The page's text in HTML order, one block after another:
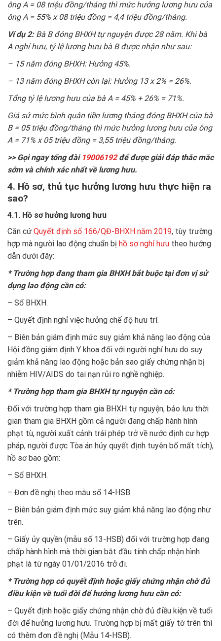
ông A = 08 triệu đồng/tháng thì mức hưởng lương hưu của
ông A = 55% x 08 triệu đồng = 4,4 triệu đồng/tháng.
Ví dụ 2:Bà B đóng BHXH tự nguyện được 28 năm. Khi bà
A nghỉ hưu, tỷ lệ lương hưu bà B được nhận như sau:
– 15 năm đóng BHXH: Hưởng 45%.
– 13 năm đóng BHXH còn lại: Hưởng 13 x 2% = 26%.
Tổng tỷ lệ lương hưu của bà A = 45% + 26% = 71%.
Giả sử mức bình quân tiền lương tháng đóng BHXH của bà
B = 05 triệu đồng/tháng thì mức hưởng lương hưu của ông
A = 71% x 05 triệu đồng = 3,55 triệu đồng/tháng.
>> Gọi ngay tổng đài 19006192 để được giải đáp thắc mắc
sớm và chính xác nhất về lương hưu.
4. Hồ sơ, thủ tục hưởng lương hưu thực hiện ra
sao?
4.1. Hồ sơ hưởng lương hưu
Căn cứ Quyết định số 166/QĐ-BHXH năm 2019, tùy trường
hợp mà người lao động chuẩn bị hồ sơ nghỉ hưu theo hướng
dẫn dưới đây:
* Trường hợp đang tham gia BHXH bắt buộc tại đơn vị sử
dụng lao động cần có:
– Sổ BHXH.
– Quyết định nghỉ việc hưởng chế độ hưu trí.
– Biên bản giám định mức suy giảm khả năng lao động của
Hội đồng giám định Y khoa đối với người nghỉ hưu do suy
giảm khả năng lao động hoặc bản sao giấy chứng nhận bị
nhiễm HIV/AIDS do tai nạn rủi ro nghề nghiệp.
* Trường hợp tham gia BHXH tự nguyện cần có:
Đối với trường hợp tham gia BHXH tự nguyện, bảo lưu thời
gian tham gia BHXH gồm cả người đang chấp hành hình
phạt tù, người xuất cảnh trái phép trở về nước định cư hợp
pháp, người được Tòa án hủy quyết định tuyên bố mất tích),
hồ sơ bao gồm:
– Sổ BHXH.
– Đơn đề nghị theo mẫu số 14-HSB.
– Biên bản giám định mức suy giảm khả năng lao động như
trên.
– Giấy ủy quyền (mẫu số 13-HSB) đối với trường hợp đang
chấp hành hình mà thời gian bắt đầu tính chấp nhận hình
phạt là từ ngày 01/01/2016 trở đi.
* Trường hợp có quyết định hoặc giấy chứng nhận chờ đủ
điều kiện về tuổi đời để hưởng lương hưu cần có:
– Quyết định hoặc giấy chứng nhận chờ đủ điều kiện về tuổi
đời để hưởng lương hưu. Trường hợp bị mất giấy tờ trên thì
có thêm đơn đề nghị (Mẫu 14-HSB).